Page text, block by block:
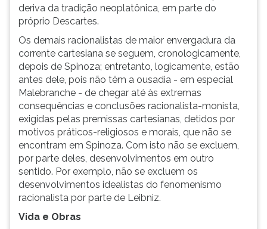
deriva da tradição neoplatônica, em parte do
próprio Descartes.
Os demais racionalistas de maior envergadura da
corrente cartesiana se seguem, cronologicamente,
depois de Spinoza; entretanto, logicamente, estão
antes dele, pois não têm a ousadia - em especial
Malebranche - de chegar até às extremas
consequências e conclusões racionalista-monista,
exigidas pelas premissas cartesianas, detidos por
motivos práticos-religiosos e morais, que não se
encontram em Spinoza. Com isto não se excluem,
por parte deles, desenvolvimentos em outro
sentido. Por exemplo, não se excluem os
desenvolvimentos idealistas do fenomenismo
racionalista por parte de Leibniz.
Vida e Obras